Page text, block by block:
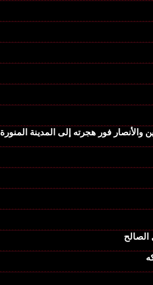
والأنصار فور هجرته إلى المدينة المنورة